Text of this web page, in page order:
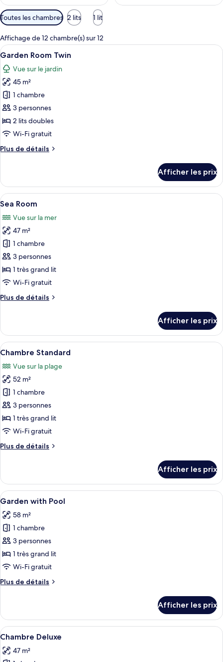
Filtres
disponibles
pour
les
chambres
Toutes les chambres 2 lits 1 lit
Affichage de 12 chambre(s) sur 12
Afficher
toutes
les
photos
pour
ce
type
de
chambre :
Garden
Une chambre d’hôtel moderne avec
11
Garden Room Twin
Vue sur le jardin
45 m²
1 chambre
3 personnes
2 lits doubles
Wi-Fi gratuit
Plus de détails
Plus
Garden
Room
Twin
Afficher les prix
Afficher
toutes
les
photos
pour
ce
type
de
chambre :
Sea
Une chambre d’hôtel moderne
9
Sea Room
Vue sur la mer
47 m²
1 chambre
3 personnes
1 très grand lit
Wi-Fi gratuit
Plus de détails
Plus
Sea
Room
Afficher les prix
Afficher
toutes
les
photos
pour
ce
type
de
chambre :
Chambre
Une chambre d’hôtel moderne,
15
Chambre Standard
Vue sur la plage
52 m²
1 chambre
3 personnes
1 très grand lit
Wi-Fi gratuit
Plus de détails
Plus
Chambre
Standard
Afficher les prix
Afficher
toutes
les
photos
pour
ce
type
chambre :
Pool
Un espace piscine extérieur
13
Garden with Pool
58 m²
1 chambre
3 personnes
1 très grand lit
Wi-Fi gratuit
Plus de détails
Plus
Garden
with
Pool
Afficher les prix
Afficher
toutes
les
Une chambre d’hôtel moderne
1
Chambre Deluxe
47 m²